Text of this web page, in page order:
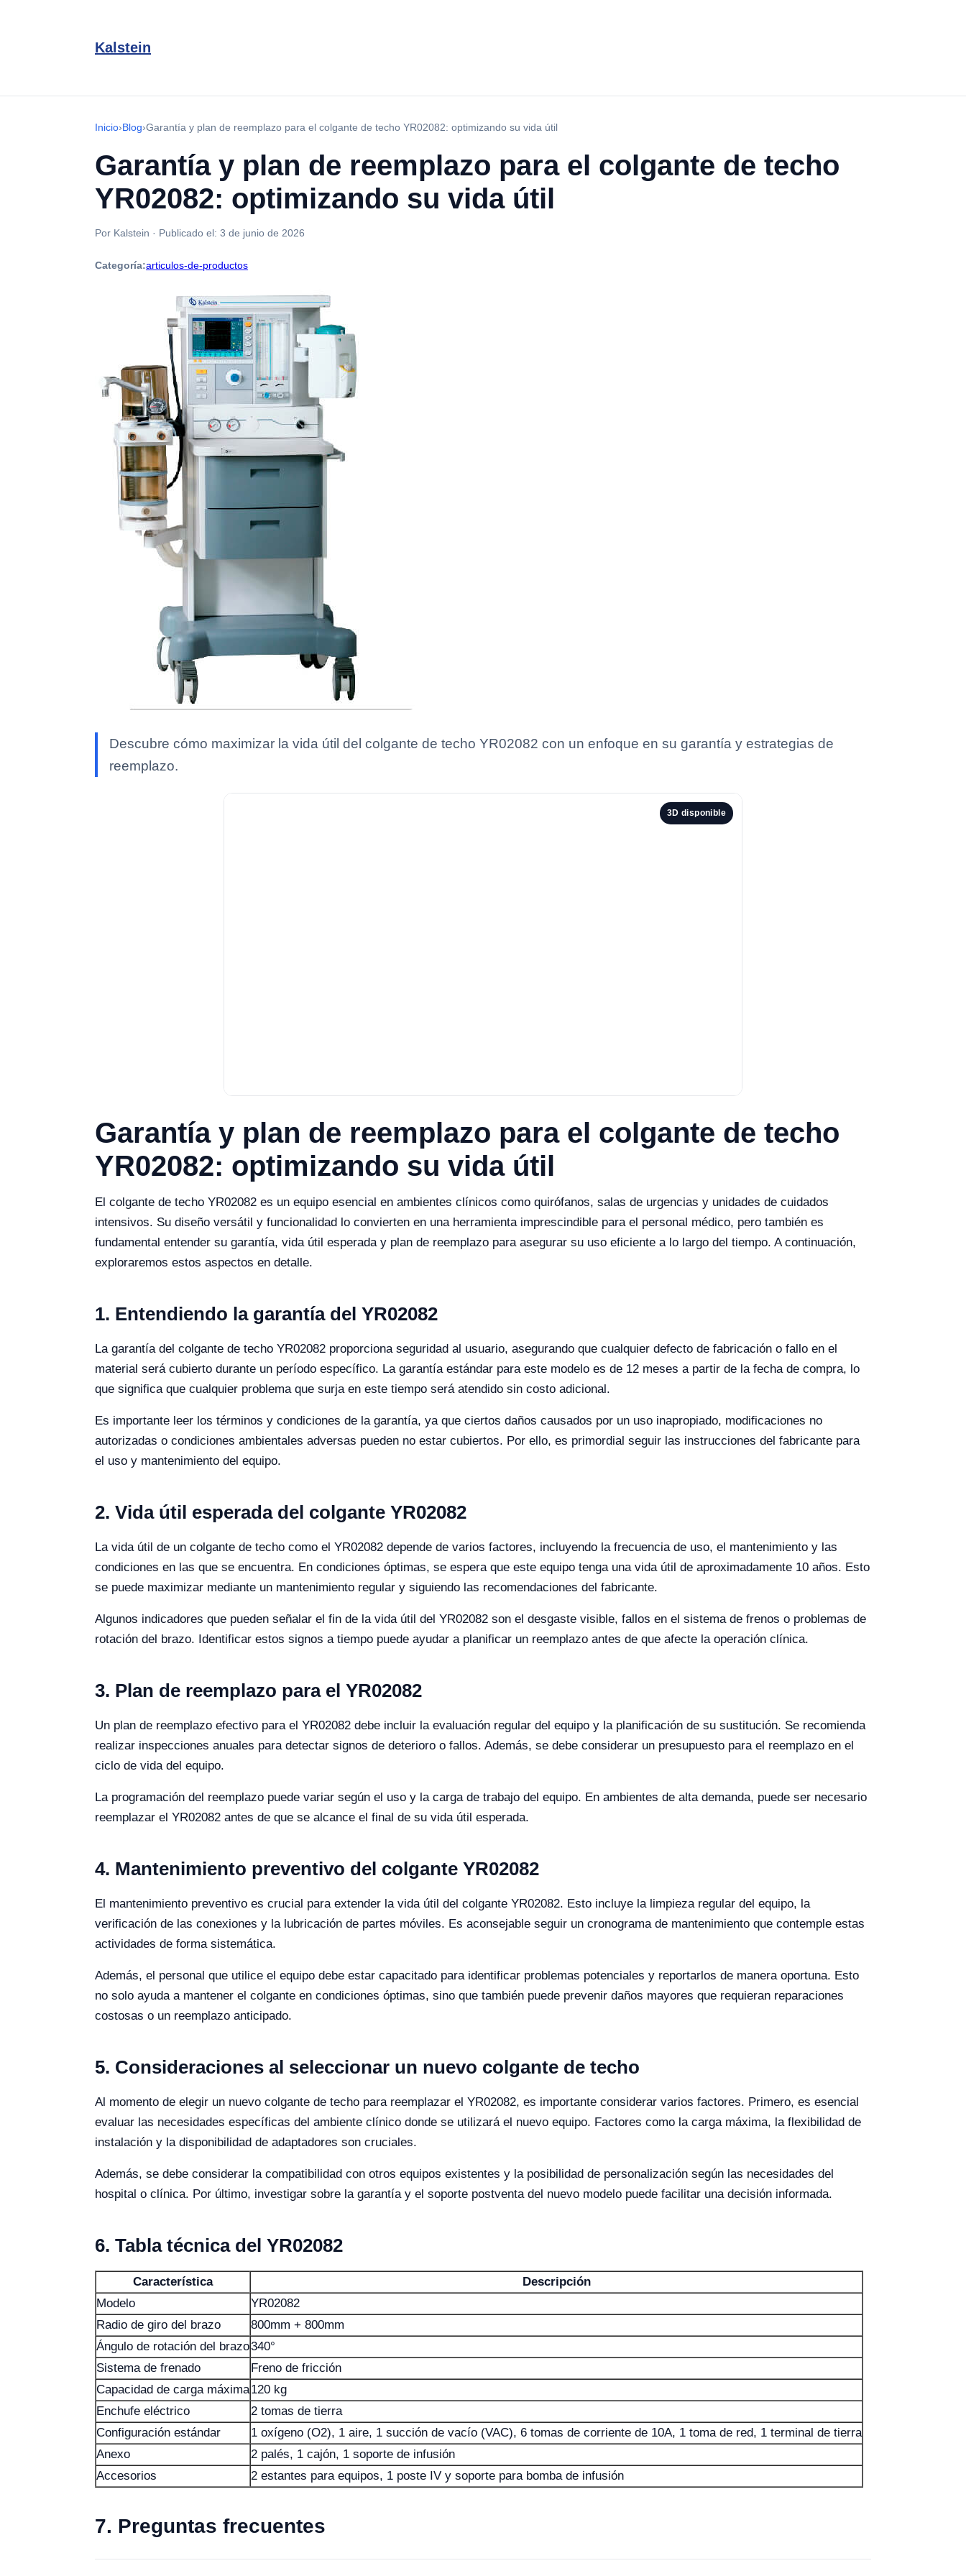
Kalstein
Inicio›Blog›Garantía y plan de reemplazo para el colgante de techo YR02082: optimizando su vida útil
Garantía y plan de reemplazo para el colgante de techo
YR02082: optimizando su vida útil
Por Kalstein · Publicado el: 3 de junio de 2026
Categoría:articulos-de-productos
Descubre cómo maximizar la vida útil del colgante de techo YR02082 con un enfoque en su garantía y estrategias de
reemplazo.
3D disponible
Garantía y plan de reemplazo para el colgante de techo
YR02082: optimizando su vida útil
El colgante de techo YR02082 es un equipo esencial en ambientes clínicos como quirófanos, salas de urgencias y unidades de cuidados
intensivos. Su diseño versátil y funcionalidad lo convierten en una herramienta imprescindible para el personal médico, pero también es
fundamental entender su garantía, vida útil esperada y plan de reemplazo para asegurar su uso eficiente a lo largo del tiempo. A continuación,
exploraremos estos aspectos en detalle.
1. Entendiendo la garantía del YR02082
La garantía del colgante de techo YR02082 proporciona seguridad al usuario, asegurando que cualquier defecto de fabricación o fallo en el
material será cubierto durante un período específico. La garantía estándar para este modelo es de 12 meses a partir de la fecha de compra, lo
que significa que cualquier problema que surja en este tiempo será atendido sin costo adicional.
Es importante leer los términos y condiciones de la garantía, ya que ciertos daños causados por un uso inapropiado, modificaciones no
autorizadas o condiciones ambientales adversas pueden no estar cubiertos. Por ello, es primordial seguir las instrucciones del fabricante para
el uso y mantenimiento del equipo.
2. Vida útil esperada del colgante YR02082
La vida útil de un colgante de techo como el YR02082 depende de varios factores, incluyendo la frecuencia de uso, el mantenimiento y las
condiciones en las que se encuentra. En condiciones óptimas, se espera que este equipo tenga una vida útil de aproximadamente 10 años. Esto
se puede maximizar mediante un mantenimiento regular y siguiendo las recomendaciones del fabricante.
Algunos indicadores que pueden señalar el fin de la vida útil del YR02082 son el desgaste visible, fallos en el sistema de frenos o problemas de
rotación del brazo. Identificar estos signos a tiempo puede ayudar a planificar un reemplazo antes de que afecte la operación clínica.
3. Plan de reemplazo para el YR02082
Un plan de reemplazo efectivo para el YR02082 debe incluir la evaluación regular del equipo y la planificación de su sustitución. Se recomienda
realizar inspecciones anuales para detectar signos de deterioro o fallos. Además, se debe considerar un presupuesto para el reemplazo en el
ciclo de vida del equipo.
La programación del reemplazo puede variar según el uso y la carga de trabajo del equipo. En ambientes de alta demanda, puede ser necesario
reemplazar el YR02082 antes de que se alcance el final de su vida útil esperada.
4. Mantenimiento preventivo del colgante YR02082
El mantenimiento preventivo es crucial para extender la vida útil del colgante YR02082. Esto incluye la limpieza regular del equipo, la
verificación de las conexiones y la lubricación de partes móviles. Es aconsejable seguir un cronograma de mantenimiento que contemple estas
actividades de forma sistemática.
Además, el personal que utilice el equipo debe estar capacitado para identificar problemas potenciales y reportarlos de manera oportuna. Esto
no solo ayuda a mantener el colgante en condiciones óptimas, sino que también puede prevenir daños mayores que requieran reparaciones
costosas o un reemplazo anticipado.
5. Consideraciones al seleccionar un nuevo colgante de techo
Al momento de elegir un nuevo colgante de techo para reemplazar el YR02082, es importante considerar varios factores. Primero, es esencial
evaluar las necesidades específicas del ambiente clínico donde se utilizará el nuevo equipo. Factores como la carga máxima, la flexibilidad de
instalación y la disponibilidad de adaptadores son cruciales.
Además, se debe considerar la compatibilidad con otros equipos existentes y la posibilidad de personalización según las necesidades del
hospital o clínica. Por último, investigar sobre la garantía y el soporte postventa del nuevo modelo puede facilitar una decisión informada.
6. Tabla técnica del YR02082
Característica
Descripción
Modelo
YR02082
Radio de giro del brazo
800mm + 800mm
Ángulo de rotación del brazo340°
Sistema de frenado
Freno de fricción
Capacidad de carga máxima120 kg
Enchufe eléctrico
2 tomas de tierra
Configuración estándar
1 oxígeno (O2), 1 aire, 1 succión de vacío (VAC), 6 tomas de corriente de 10A, 1 toma de red, 1 terminal de tierra
Anexo
2 palés, 1 cajón, 1 soporte de infusión
Accesorios
2 estantes para equipos, 1 poste IV y soporte para bomba de infusión
7. Preguntas frecuentes